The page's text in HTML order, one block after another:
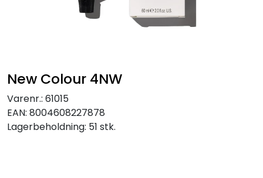
New Colour 4NW
Varenr.: 61015
EAN: 8004608227878
Lagerbeholdning: 51 stk.